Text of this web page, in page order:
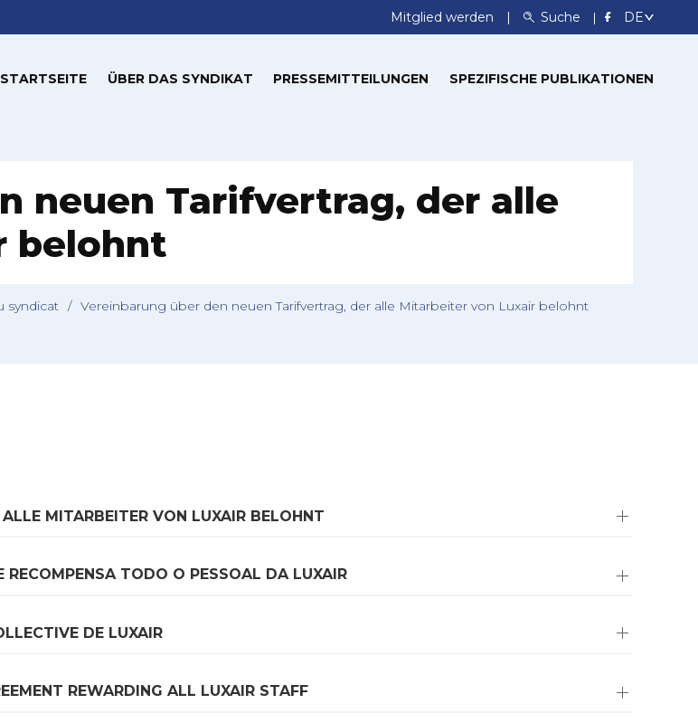
Mitglied werden Suche
STARTSEITE ÜBER DAS SYNDIKAT PRESSEMITTEILUNGEN SPEZIFISCHE PUBLIKATIONEN
neuen Tarifvertrag, der alle
belohnt
syndicat / Vereinbarung über den neuen Tarifvertrag, der alle Mitarbeiter von Luxair belohnt
MITARBEITER VON LUXAIR BELOHNT
TODO O PESSOAL DA LUXAIR
DE LUXAIR
REWARDING ALL LUXAIR STAFF